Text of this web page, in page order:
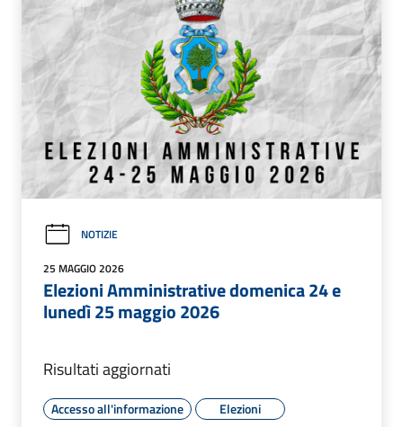
NOTIZIE
25 MAGGIO 2026
Elezioni Amministrative domenica 24 e
lunedì 25 maggio 2026
Risultati aggiornati
Accesso all'informazione Elezioni